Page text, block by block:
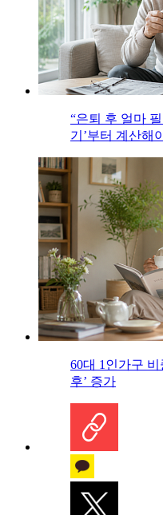
“은퇴 후 얼마
기’부터 계산해
60대 1인가구 비
후’ 증가